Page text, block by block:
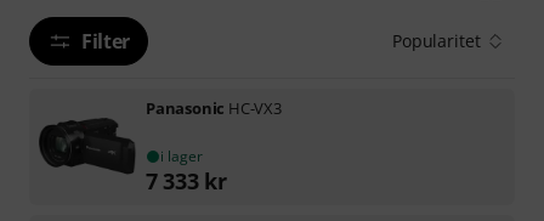
Filter Popularitet
Panasonic HC-VX3
i lager
7 333 kr